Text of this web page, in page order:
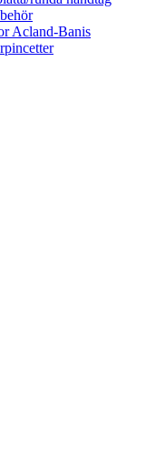
Acland-Banis